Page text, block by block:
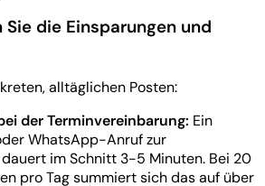
die Einsparungen und
alltäglichen Posten:
der Terminvereinbarung: Ein
WhatsApp-Anruf zur
im Schnitt 3-5 Minuten. Bei 20
pro Tag summiert sich das auf über